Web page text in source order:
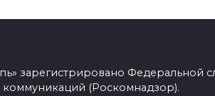
зарегистрировано Федеральной
(Роскомнадзор).